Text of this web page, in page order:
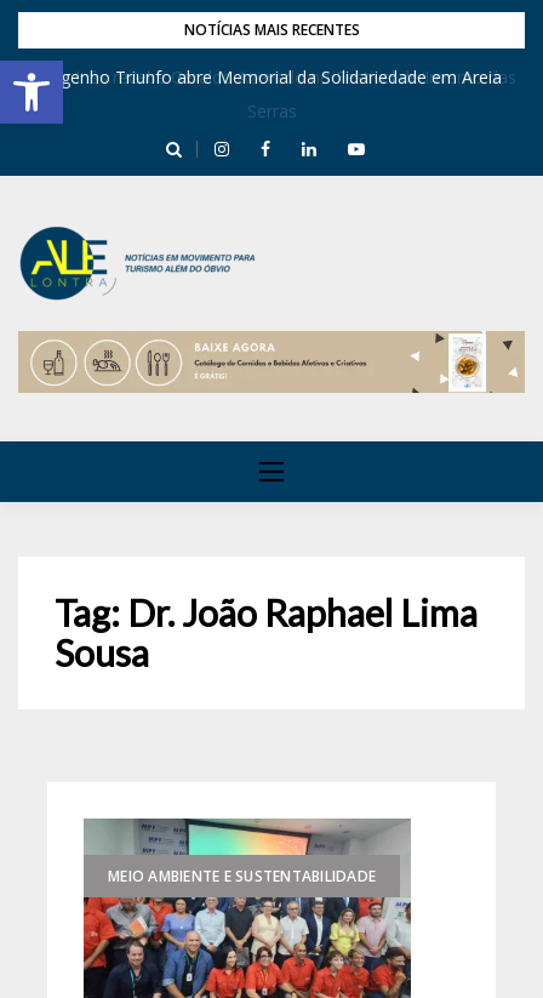
Barra de Ferramentas Aberta
NOTÍCIAS MAIS RECENTES
Dona Inês recebe Geraldo Azevedo no Festival de Inverno das
Serras
Engenho Triunfo abre Memorial da Solidariedade em Areia
Tag: Dr. João Raphael Lima
Sousa
MEIO AMBIENTE E SUSTENTABILIDADE